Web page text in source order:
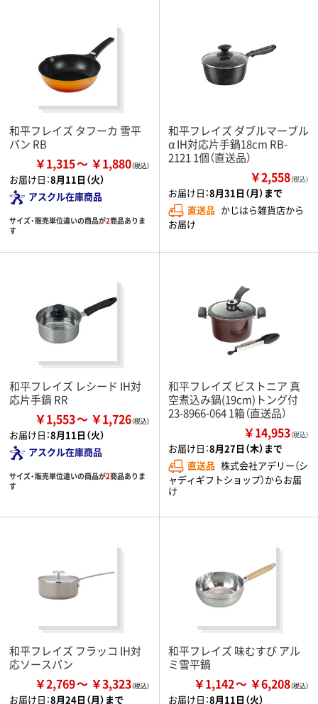
和平フレイズ タフーカ 雪平
パン RB
￥1,315 ￥1,880
お届け日：8月11日（火）
アスクル在庫商品
サイズ・販売単位違いの商品が2商品ありま
す
和平フレイズ ダブルマーブル
α IH対応片手鍋18cm RB-
2121 1個（直送品）
￥2,558（税込）
お届け日：8月31日（月）まで
直送品 かじはら雑貨店から
お届け
和平フレイズ レシード IH対
応片手鍋 RR
￥1,553 ￥1,726
お届け日：8月11日（火）
アスクル在庫商品
サイズ・販売単位違いの商品が2商品ありま
す
和平フレイズ ビストニア 真
空煮込み鍋(19cm)トング付
23-8966-064 1箱（直送品）
￥14,953（税込）
お届け日：8月27日（木）まで
直送品 株式会社アデリー（シ
ャディギフトショップ）からお届
け
和平フレイズ フラッコ IH対
応ソースパン
￥2,769 ￥3,323
お届け日：8月24日（月）まで
和平フレイズ 味むすび アル
ミ雪平鍋
￥1,142 ￥6,208
お届け日：8月11日（火）